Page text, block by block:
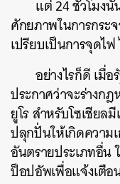
แต่ 24 ชั่วโมง
ศักยภาพในการกระ
เปรียบเป็นการจุดไ
อย่างไรก็ดี เมื่
ประกาศว่าจะร่างก
ยูโร สำหรับโซเชีย
ปลุกปั่นให้เกิดความ
อันตรายประเภทอื่น
ป็อปอัพเพื่อแจ้งเตือ